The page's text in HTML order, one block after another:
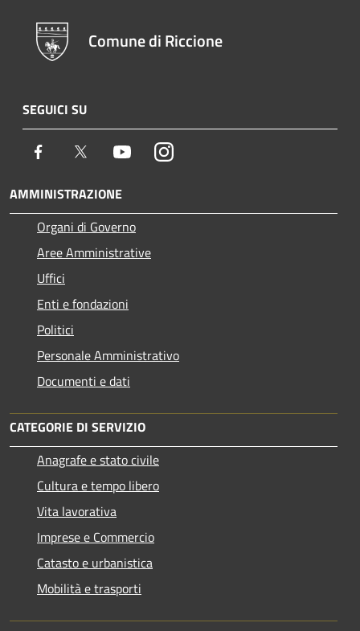
Comune di Riccione
SEGUICI SU
Facebook Twitter YoutubeInstagram
AMMINISTRAZIONE
Organi di Governo
Aree Amministrative
Uffici
Enti e fondazioni
Politici
Personale Amministrativo
Documenti e dati
CATEGORIE DI SERVIZIO
Anagrafe e stato civile
Cultura e tempo libero
Vita lavorativa
Imprese e Commercio
Catasto e urbanistica
Mobilità e trasporti